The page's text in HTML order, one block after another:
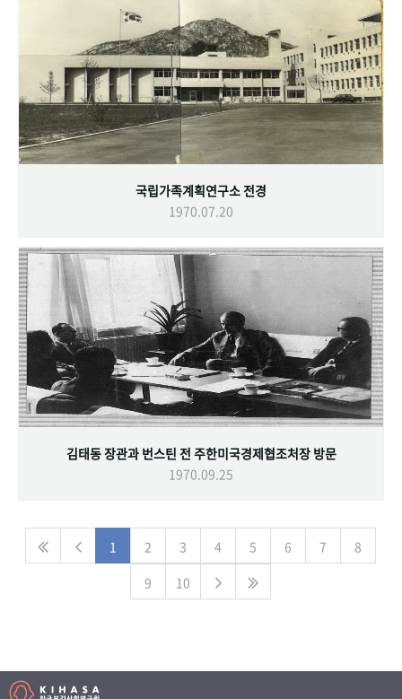
국립가족계획연구소 전경
1970.07.20
김태동 장관과 번스틴 전 주한미국경제협조처장 방문
1970.09.25
1 2 3 4 5 6 7
8
9
10